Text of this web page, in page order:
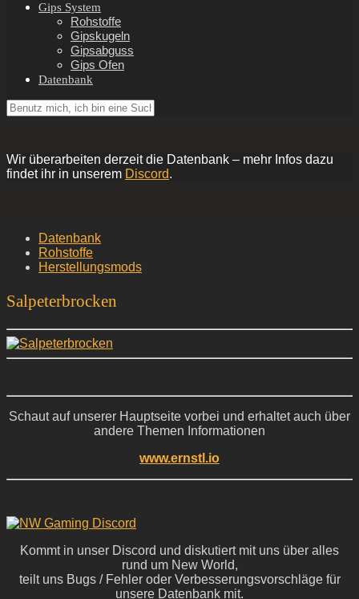
Gips System
Rohstoffe
Gipskugeln
Gipsabguss
Gips Ofen
Datenbank
Wir überarbeiten derzeit die Datenbank – mehr Infos dazu
findet ihr in unserem Discord.
Datenbank
Rohstoffe
Herstellungsmods
Salpeterbrocken
Schaut auf unserer Hauptseite vorbei und erhaltet auch über
andere Themen Informationen
www.ernstl.io
Kommt in unser Discord und diskutiert mit uns über alles
rund um New World,
teilt uns Bugs / Fehler oder Verbesserungsvorschläge für
unsere Datenbank mit.